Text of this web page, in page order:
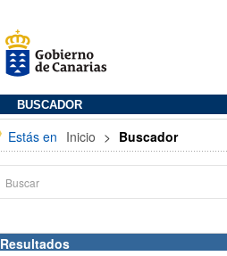
BUSCADOR
Estás en Inicio > Buscador
Resultados